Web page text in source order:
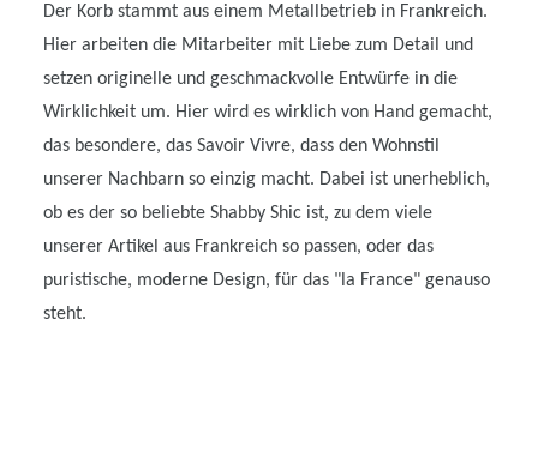
Der Korb stammt aus einem Metallbetrieb in Frankreich.
Hier arbeiten die Mitarbeiter mit Liebe zum Detail und
setzen originelle und geschmackvolle Entwürfe in die
Wirklichkeit um. Hier wird es wirklich von Hand gemacht,
das besondere, das Savoir Vivre, dass den Wohnstil
unserer Nachbarn so einzig macht. Dabei ist unerheblich,
ob es der so beliebte Shabby Shic ist, zu dem viele
unserer Artikel aus Frankreich so passen, oder das
puristische, moderne Design, für das "la France" genauso
steht.